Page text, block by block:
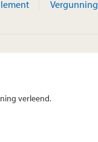
Vergunning
verleend.